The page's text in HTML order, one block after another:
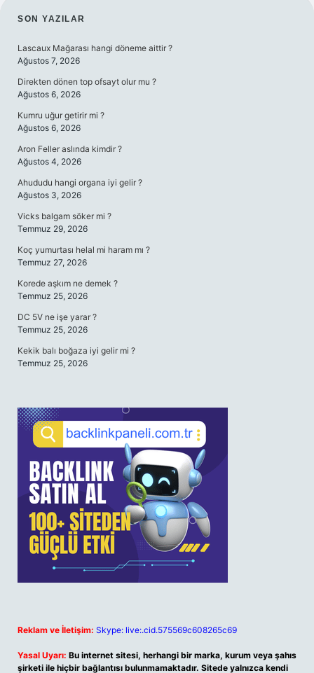
SIDEBAR
SON YAZILAR
Lascaux Mağarası hangi döneme aittir ?
Ağustos 7, 2026
Direkten dönen top ofsayt olur mu ?
Ağustos 6, 2026
Kumru uğur getirir mi ?
Ağustos 6, 2026
Aron Feller aslında kimdir ?
Ağustos 4, 2026
Ahududu hangi organa iyi gelir ?
Ağustos 3, 2026
Vicks balgam söker mi ?
Temmuz 29, 2026
Koç yumurtası helal mi haram mı ?
Temmuz 27, 2026
Korede aşkım ne demek ?
Temmuz 25, 2026
DC 5V ne işe yarar ?
Temmuz 25, 2026
Kekik balı boğaza iyi gelir mi ?
Temmuz 25, 2026
Reklam ve İletişim: Skype: live:.cid.575569c608265c69
Yasal Uyarı: Bu internet sitesi, herhangi bir marka, kurum veya şahıs
şirketi ile hiçbir bağlantısı bulunmamaktadır. Sitede yalnızca kendi